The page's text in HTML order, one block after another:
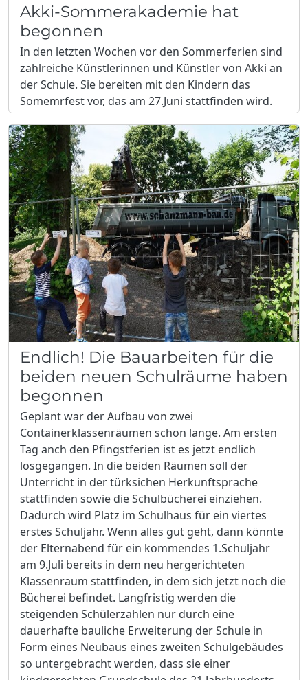
Akki-Sommerakademie hat
begonnen
In den letzten Wochen vor den Sommerferien sind
zahlreiche Künstlerinnen und Künstler von Akki an
der Schule. Sie bereiten mit den Kindern das
Somemrfest vor, das am 27.Juni stattfinden wird.
Endlich! Die Bauarbeiten für die
beiden neuen Schulräume haben
begonnen
Geplant war der Aufbau von zwei
Containerklassenräumen schon lange. Am ersten
Tag anch den Pfingstferien ist es jetzt endlich
losgegangen. In die beiden Räumen soll der
Unterricht in der türksichen Herkunftsprache
stattfinden sowie die Schulbücherei einziehen.
Dadurch wird Platz im Schulhaus für ein viertes
erstes Schuljahr. Wenn alles gut geht, dann könnte
der Elternabend für ein kommendes 1.Schuljahr
am 9.Juli bereits in dem neu hergerichteten
Klassenraum stattfinden, in dem sich jetzt noch die
Bücherei befindet. Langfristig werden die
steigenden Schülerzahlen nur durch eine
dauerhafte bauliche Erweiterung der Schule in
Form eines Neubaus eines zweiten Schulgebäudes
so untergebracht werden, dass sie einer